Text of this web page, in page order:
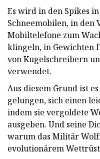
Es wird in den Spikes
Schneemobilen, in den
Mobiltelefone zum
klingeln, in Gewichten
von Kugelschreibern
verwendet.
Aus diesem Grund ist
gelungen, sich einen
indem sie vergoldete
ausgeben. Und seine
warum das Militär
evolutionärem